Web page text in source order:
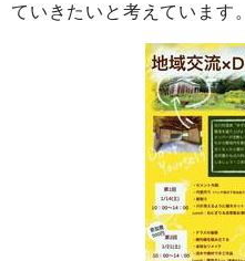
ていきたいと考えています。